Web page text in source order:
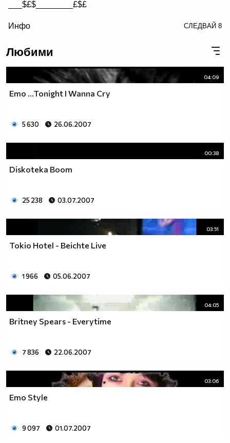
___$£$________£$£
£$£$£$________$£$£$
Инфо СЛЕДВАЙ 8
Любими
04:09
Emo ...Tonight I Wanna Cry
5 630 26.06.2007
00:38
Diskoteka Boom
25 238 03.07.2007
03:51
Tokio Hotel - Beichte Live
1 966 05.06.2007
04:05
Britney Spears - Everytime
7 836 22.06.2007
03:06
Emo Style
9 097 01.07.2007